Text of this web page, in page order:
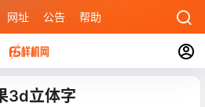
网址 公告 帮助
3d立体字